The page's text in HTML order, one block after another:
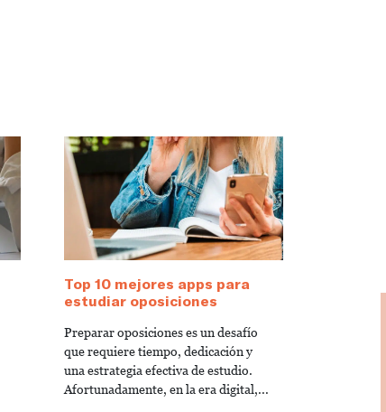
Top 10 mejores apps para
estudiar oposiciones
Preparar oposiciones es un desafío
que requiere tiempo, dedicación y
una estrategia efectiva de estudio.
Afortunadamente, en la era digital,...